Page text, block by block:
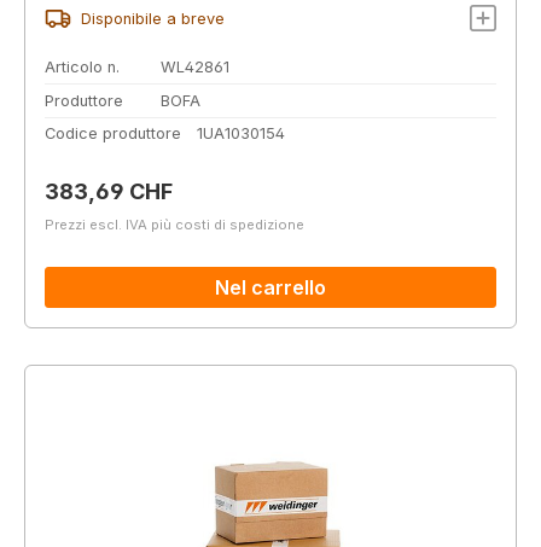
Disponibile a breve
Articolo n.
WL42861
Produttore
BOFA
Codice produttore
1UA1030154
Prezzo normale:
383,69 CHF
Prezzi escl. IVA più costi di spedizione
Nel carrello